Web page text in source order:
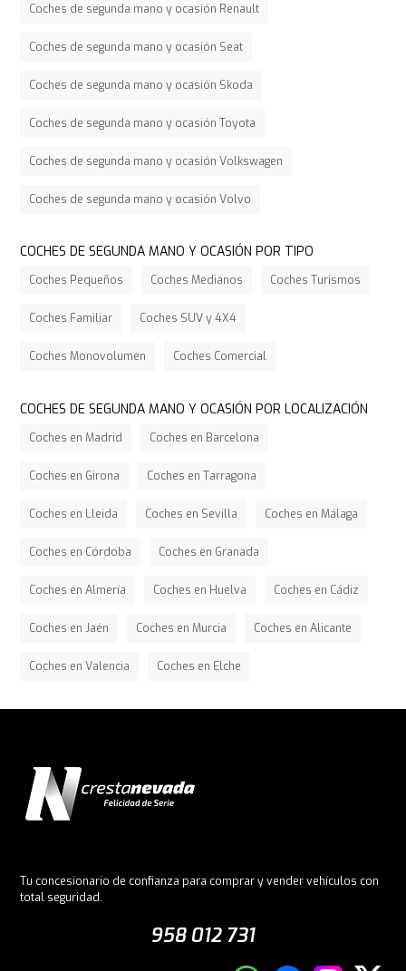
Coches de segunda mano y ocasión Renault
Coches de segunda mano y ocasión Seat
Coches de segunda mano y ocasión Skoda
Coches de segunda mano y ocasión Toyota
Coches de segunda mano y ocasión Volkswagen
Coches de segunda mano y ocasión Volvo
COCHES DE SEGUNDA MANO Y OCASIÓN POR TIPO
Coches Pequeños Coches Medianos Coches Turismos
Coches Familiar Coches SUV y 4X4
Coches Monovolumen Coches Comercial
COCHES DE SEGUNDA MANO Y OCASIÓN POR LOCALIZACIÓN
Coches en Madrid Coches en Barcelona
Coches en Girona Coches en Tarragona
Coches en Lleida Coches en Sevilla Coches en Málaga
Coches en Córdoba Coches en Granada
Coches en Almería Coches en Huelva Coches en Cádiz
Coches en Jaén Coches en Murcia Coches en Alicante
Coches en Valencia Coches en Elche
Tu concesionario de confianza para comprar y vender vehículos con
total seguridad.
958 012 731